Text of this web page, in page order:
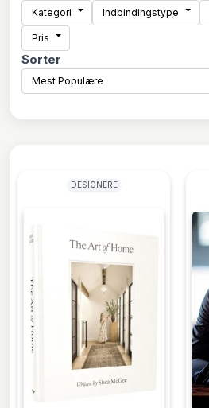
Kategori Indbindingstype
Pris
Sorter
Mest Populære
DESIGNERE